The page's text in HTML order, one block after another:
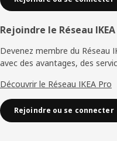
Rejoindre le Réseau
Devenez membre du Réseau
avec des avantages, des
Découvrir le Réseau IKEA Pro
Rejoindre ou se connecter